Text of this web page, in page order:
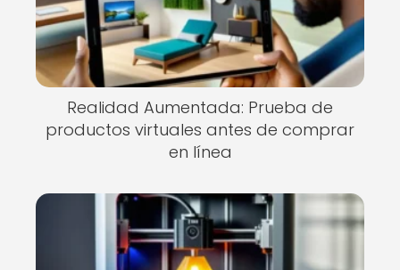
Realidad Aumentada: Prueba de
productos virtuales antes de comprar
en línea